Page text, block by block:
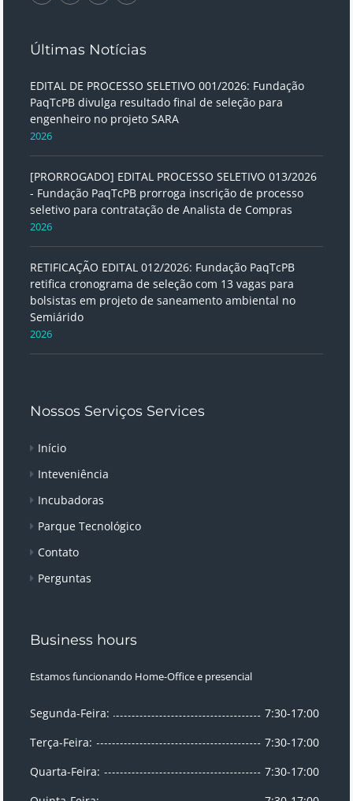
Últimas Notícias
EDITAL DE PROCESSO SELETIVO 001/2026: Fundação
PaqTcPB divulga resultado final de seleção para
engenheiro no projeto SARA
2026
[PRORROGADO] EDITAL PROCESSO SELETIVO 013/2026
- Fundação PaqTcPB prorroga inscrição de processo
seletivo para contratação de Analista de Compras
2026
RETIFICAÇÃO EDITAL 012/2026: Fundação PaqTcPB
retifica cronograma de seleção com 13 vagas para
bolsistas em projeto de saneamento ambiental no
Semiárido
2026
Nossos Serviços Services
Início
Inteveniência
Incubadoras
Parque Tecnológico
Contato
Perguntas
Business hours
Estamos funcionando Home-Office e presencial
Segunda-Feira:
7:30-17:00
Terça-Feira:
7:30-17:00
Quarta-Feira:
7:30-17:00